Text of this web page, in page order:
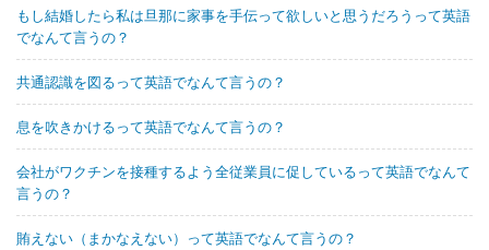
もし結婚したら私は旦那に家事を手伝って欲しいと思うだろうって英語
でなんて言うの？
共通認識を図るって英語でなんて言うの？
息を吹きかけるって英語でなんて言うの？
会社がワクチンを接種するよう全従業員に促しているって英語でなんて
言うの？
賄えない（まかなえない）って英語でなんて言うの？